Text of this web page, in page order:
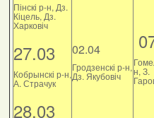
Пінскі р-н, Дз.
Кіцель, Дз.
Харковіч
27.03
Кобрынскі р-н,
А. Страчук
28.03
02.04
Гродзенскі р-н,
Дз. Якубовіч н, З.